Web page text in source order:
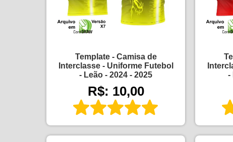
Template - Camisa de
Interclasse - Uniforme Futebol
- Leão - 2024 - 2025
R$: 10,00
-